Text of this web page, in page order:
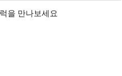
을 만나보세요